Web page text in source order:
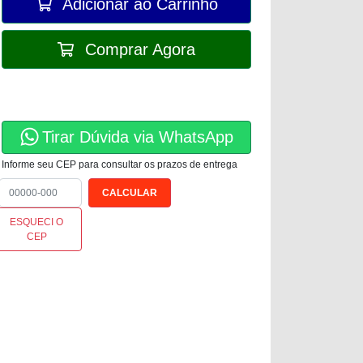
Adicionar ao Carrinho
Comprar Agora
Tirar Dúvida via WhatsApp
Informe seu CEP para consultar os prazos de entrega
ESQUECI O
CEP